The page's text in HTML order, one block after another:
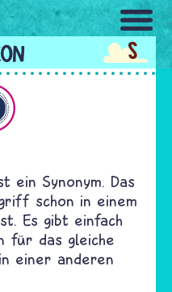
S
ein Synonym. Das
schon in einem
Es gibt einfach
für das gleiche
einer anderen